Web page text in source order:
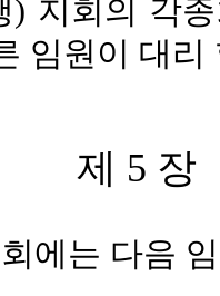
) 지회의 각
임원이 대리
제 5 장
에는 다음